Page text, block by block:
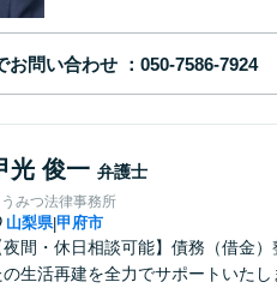
お問い合わせ
光 俊一 弁護士
みつ法律事務所
山梨県|甲府市
夜間・休日相談可能】債務（借金
の生活再建を全力でサポートいたし